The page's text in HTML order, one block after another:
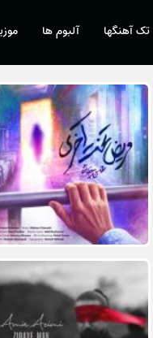
تک آهنگها آلبوم ها